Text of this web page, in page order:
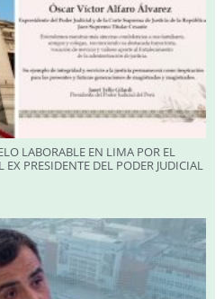
LABORABLE EN LIMA POR EL
PRESIDENTE DEL PODER JUDICIAL